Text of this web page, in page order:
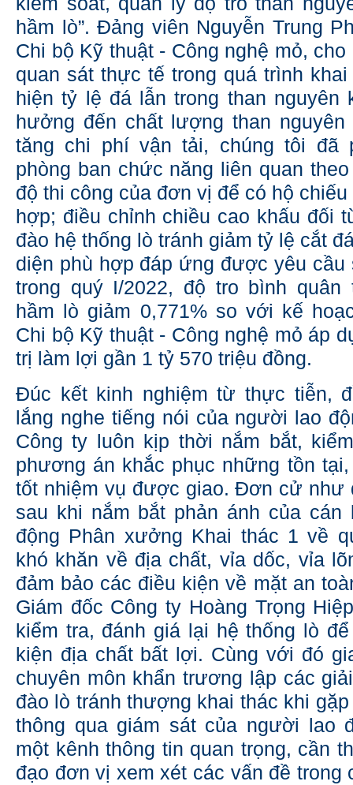
hầm lò”. Đảng viên Nguyễn Trung
Chi bộ Kỹ thuật - Công nghệ mỏ, cho
quan sát thực tế trong quá trình
hiện tỷ lệ đá lẫn trong than nguyên
hưởng đến chất lượng than
tăng chi phí vận tải, chúng tôi đã
phòng ban chức năng liên quan
độ thi công của đơn vị để có hộ
hợp; điều chỉnh chiều cao khấu đối
đào hệ thống lò tránh giảm tỷ lệ cắt
diện phù hợp đáp ứng được yêu
trong quý I/2022, độ tro bình quân
hầm lò giảm 0,771% so với kế
Chi bộ Kỹ thuật - Công nghệ mỏ áp
trị làm lợi gần 1 tỷ 570 triệu đồng.
Đúc kết kinh nghiệm từ thực tiễn,
lắng nghe tiếng nói của người lao
Công ty luôn kịp thời nắm bắt,
phương án khắc phục những tồn
tốt nhiệm vụ được giao. Đơn cử như
sau khi nắm bắt phản ánh của cán
động Phân xưởng Khai thác 1 về
khó khăn về địa chất, vỉa dốc, vỉa
đảm bảo các điều kiện về mặt an
Giám đốc Công ty Hoàng Trọng
kiểm tra, đánh giá lại hệ thống lò
kiện địa chất bất lợi. Cùng với đó
chuyên môn khẩn trương lập các
đào lò tránh thượng khai thác khi
thông qua giám sát của người lao
một kênh thông tin quan trọng, cần
đạo đơn vị xem xét các vấn đề trong